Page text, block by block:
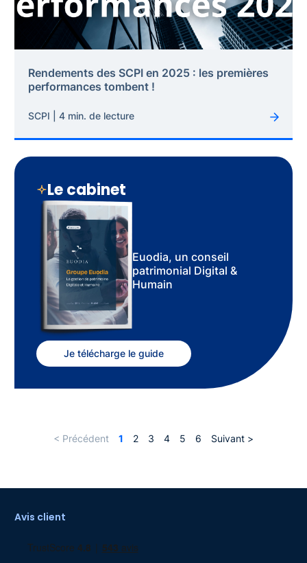
Le cabinet
Euodia, un conseil
patrimonial Digital &
Humain
Je télécharge le guide
Rendements des SCPI en 2025 : les premières
performances tombent !
SCPI | 4 min. de lecture
< Précédent 1 2 3 4 5 6 Suivant >
Avis client